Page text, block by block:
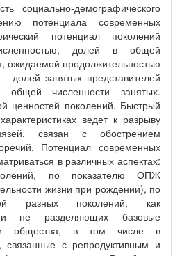
социально-демографического
потенциала современных
потенциал поколений
долей в общей
ожидаемой продолжительностью
долей занятых представителей
численности занятых.
ценностей поколений. Быстрый
ведет к разрыву
связан с обострением
Потенциал современных
в различных аспектах:
по показателю ОПЖ
жизни при рождении), по
разных поколений, как
не разделяющих базовые
общества, в том числе в
связанные с репродуктивным и